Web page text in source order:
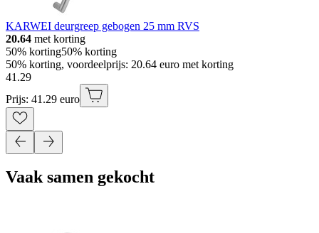
KARWEI deurgreep gebogen 25 mm RVS
20.64 met korting
50% korting50% korting
50% korting, voordeelprijs: 20.64 euro met korting
41 .29
Prijs: 41.29 euro
Vaak samen gekocht